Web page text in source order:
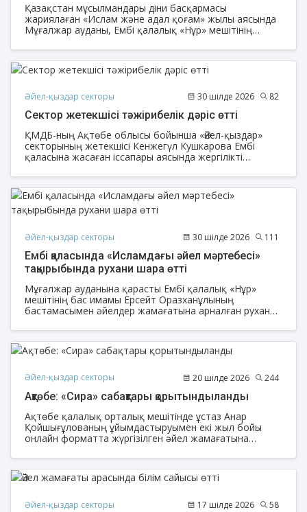
Қазақстан мұсылмандары діни басқармасы
жариялаған «Ислам және адал қоғам» жылы аясында
Мұғалжар ауданы, Ембі қалалық «Нұр» мешітінің
адал қоғамның тірегі» атты ауқымды рухани семинар
өтті. Мазмұнды шараға өңірдегі 50-ден астам әйелдер
жамағаты қатысты.
Әйел-қыздар секторы 30 шілде 2026 82
Сектор жетекшісі тәжірибелік дәріс өтті
ҚМДБ-ның Ақтөбе облысы бойынша «Әйел-қыздар»
секторының жетекшісі Кенжегүл Кушкарова Ембі
қаласына жасаған іссапары аясында жергілікті
Әйел-қыздар секторы 30 шілде 2026 111
Ембі қаласында «Исламдағы әйел мәртебесі»
тақырыбында рухани шара өтті
Мұғалжар ауданына қарасты Ембі қалалық «Нұр»
мешітінің бас имамы Ерсейт Оразханұлының
бастамасымен әйелдер жамағатына арналған рухани
Әйел-қыздар секторы 20 шілде 2026 244
Ақтөбе: «Сира» сабақтары қорытындыланды
Ақтөбе қалалық орталық мешітінде ұстаз Анар
Қойшығұлованың ұйымдастыруымен екі жыл бойы
онлайн форматта жүргізілген әйел жамағатына
Әйел-қыздар секторы 17 шілде 2026 58